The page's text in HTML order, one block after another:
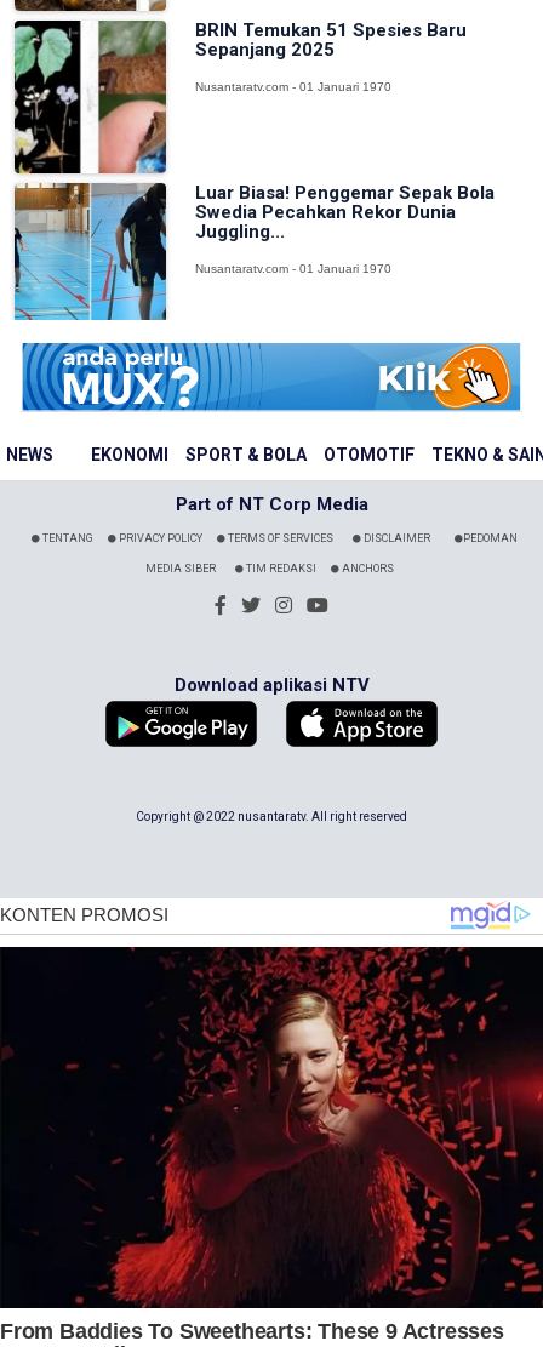
NEWS EKONOMI SPORT & BOLA OTOMOTIF TEKNO &
BRIN Temukan 51 Spesies Baru
Sepanjang 2025
Nusantaratv.com - 01 Januari 1970
Luar Biasa! Penggemar Sepak Bola
Swedia Pecahkan Rekor Dunia
Juggling...
Nusantaratv.com - 01 Januari 1970
Part of NT Corp Media
TENTANG PRIVACY POLICY TERMS OF SERVICES DISCLAIMER PEDOMAN
MEDIA SIBER TIM REDAKSI ANCHORS
Download aplikasi NTV
Copyright @ 2022 nusantaratv. All right reserved